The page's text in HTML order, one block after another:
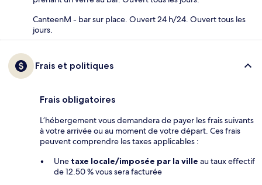
CanteenM - bar sur place. Ouvert 24 h/24. Ouvert tous les
jours.
Frais et politiques
Frais obligatoires
L’hébergement vous demandera de payer les frais suivants
à votre arrivée ou au moment de votre départ. Ces frais
peuvent comprendre les taxes applicables :
Une taxe locale/imposée par la ville au taux effectif
de 12.50 % vous sera facturée